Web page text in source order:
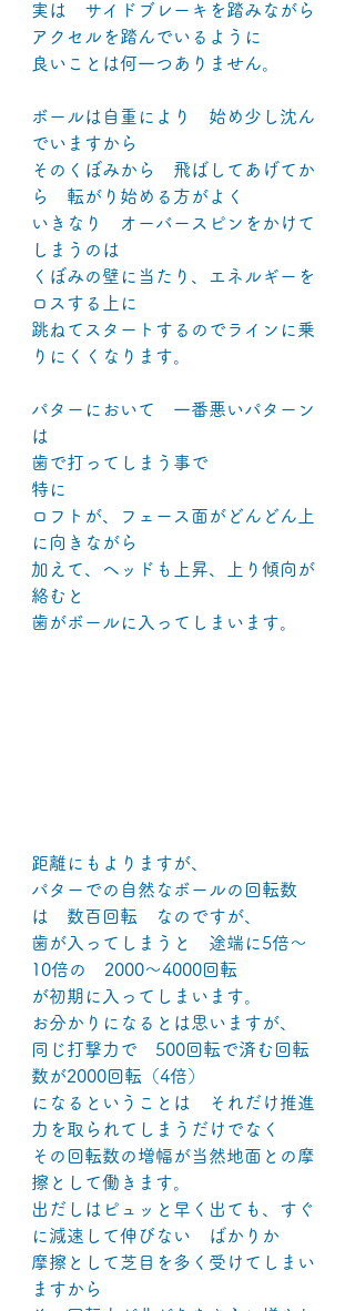
実は　サイドブレーキを踏みながら
アクセルを踏んでいるように
良いことは何一つありません。
ボールは自重により　始め少し沈ん
でいますから
そのくぼみから　飛ばしてあげてか
ら　転がり始める方がよく
いきなり　オーバースピンをかけて
しまうのは
くぼみの壁に当たり、エネルギーを
ロスする上に
跳ねてスタートするのでラインに乗
りにくくなります。
パターにおいて　一番悪いパターン
は
歯で打ってしまう事で
特に
ロフトが、フェース面がどんどん上
に向きながら
加えて、ヘッドも上昇、上り傾向が
絡むと
歯がボールに入ってしまいます。
距離にもよりますが、
パターでの自然なボールの回転数
は　数百回転　なのですが、
歯が入ってしまうと　途端に5倍～
10倍の　2000～4000回転
が初期に入ってしまいます。
お分かりになるとは思いますが、
同じ打撃力で　500回転で済む回転
数が2000回転（4倍）
になるということは　それだけ推進
力を取られてしまうだけでなく
その回転数の増幅が当然地面との摩
擦として働きます。
出だしはピュッと早く出ても、すぐ
に減速して伸びない　ばかりか
摩擦として芝目を多く受けてしまい
ますから